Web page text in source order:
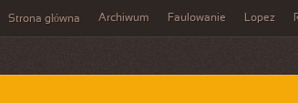
Strona główna Archiwum Faulowanie Lopez